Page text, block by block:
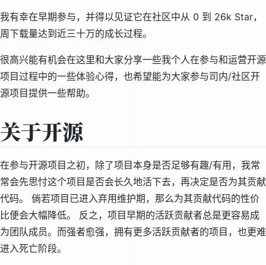
我有幸在早期参与，并得以见证它在社区中从 0 到 26k Star，
周下载量达到近三十万的成长过程。
很高兴能有机会在这里和大家分享一些我个人在参与和运营开源
项目过程中的一些体验心得，也希望能为大家参与司内/社区开
源项目提供一些帮助。
关于开源
在参与开源项目之初，除了项目本身是否足够有趣/有用，我常
常会先思忖这个项目是否会长久地活下去，再决定是否为其贡献
代码。 倘若项目已进入弃用维护期，那么为其贡献代码的性价
比便会大幅降低。 反之，项目早期的活跃贡献者总是更容易成
为团队成员。而强者愈强，拥有更多活跃贡献者的项目，也更难
进入死亡阶段。